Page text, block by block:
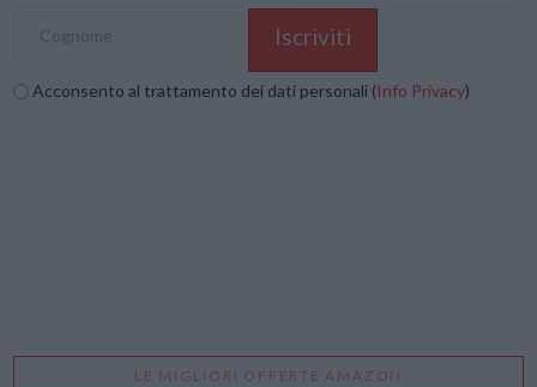
Acconsento al trattamento dei dati personali (Info Privacy)
LE MIGLIORI OFFERTE AMAZON